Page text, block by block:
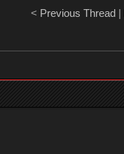
< Previous Thread|